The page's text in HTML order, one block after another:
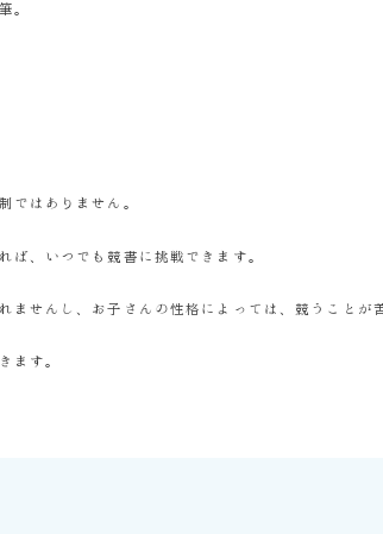
。
ではありません。
ば、いつでも競書に挑戦できます。
ませんし、お子さんの性格によっては、競うことが
ます。